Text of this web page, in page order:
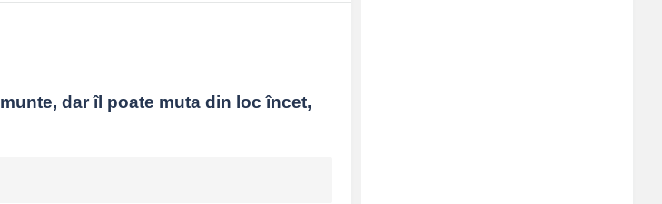
dar îl poate muta din loc încet,